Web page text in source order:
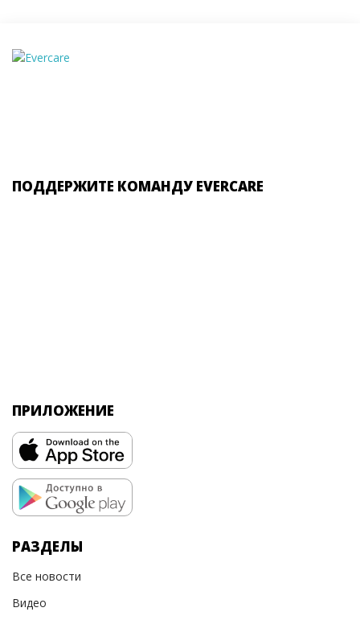
ПОДДЕРЖИТЕ КОМАНДУ EVERCARE
ПРИЛОЖЕНИЕ
РАЗДЕЛЫ
Все новости
Видео